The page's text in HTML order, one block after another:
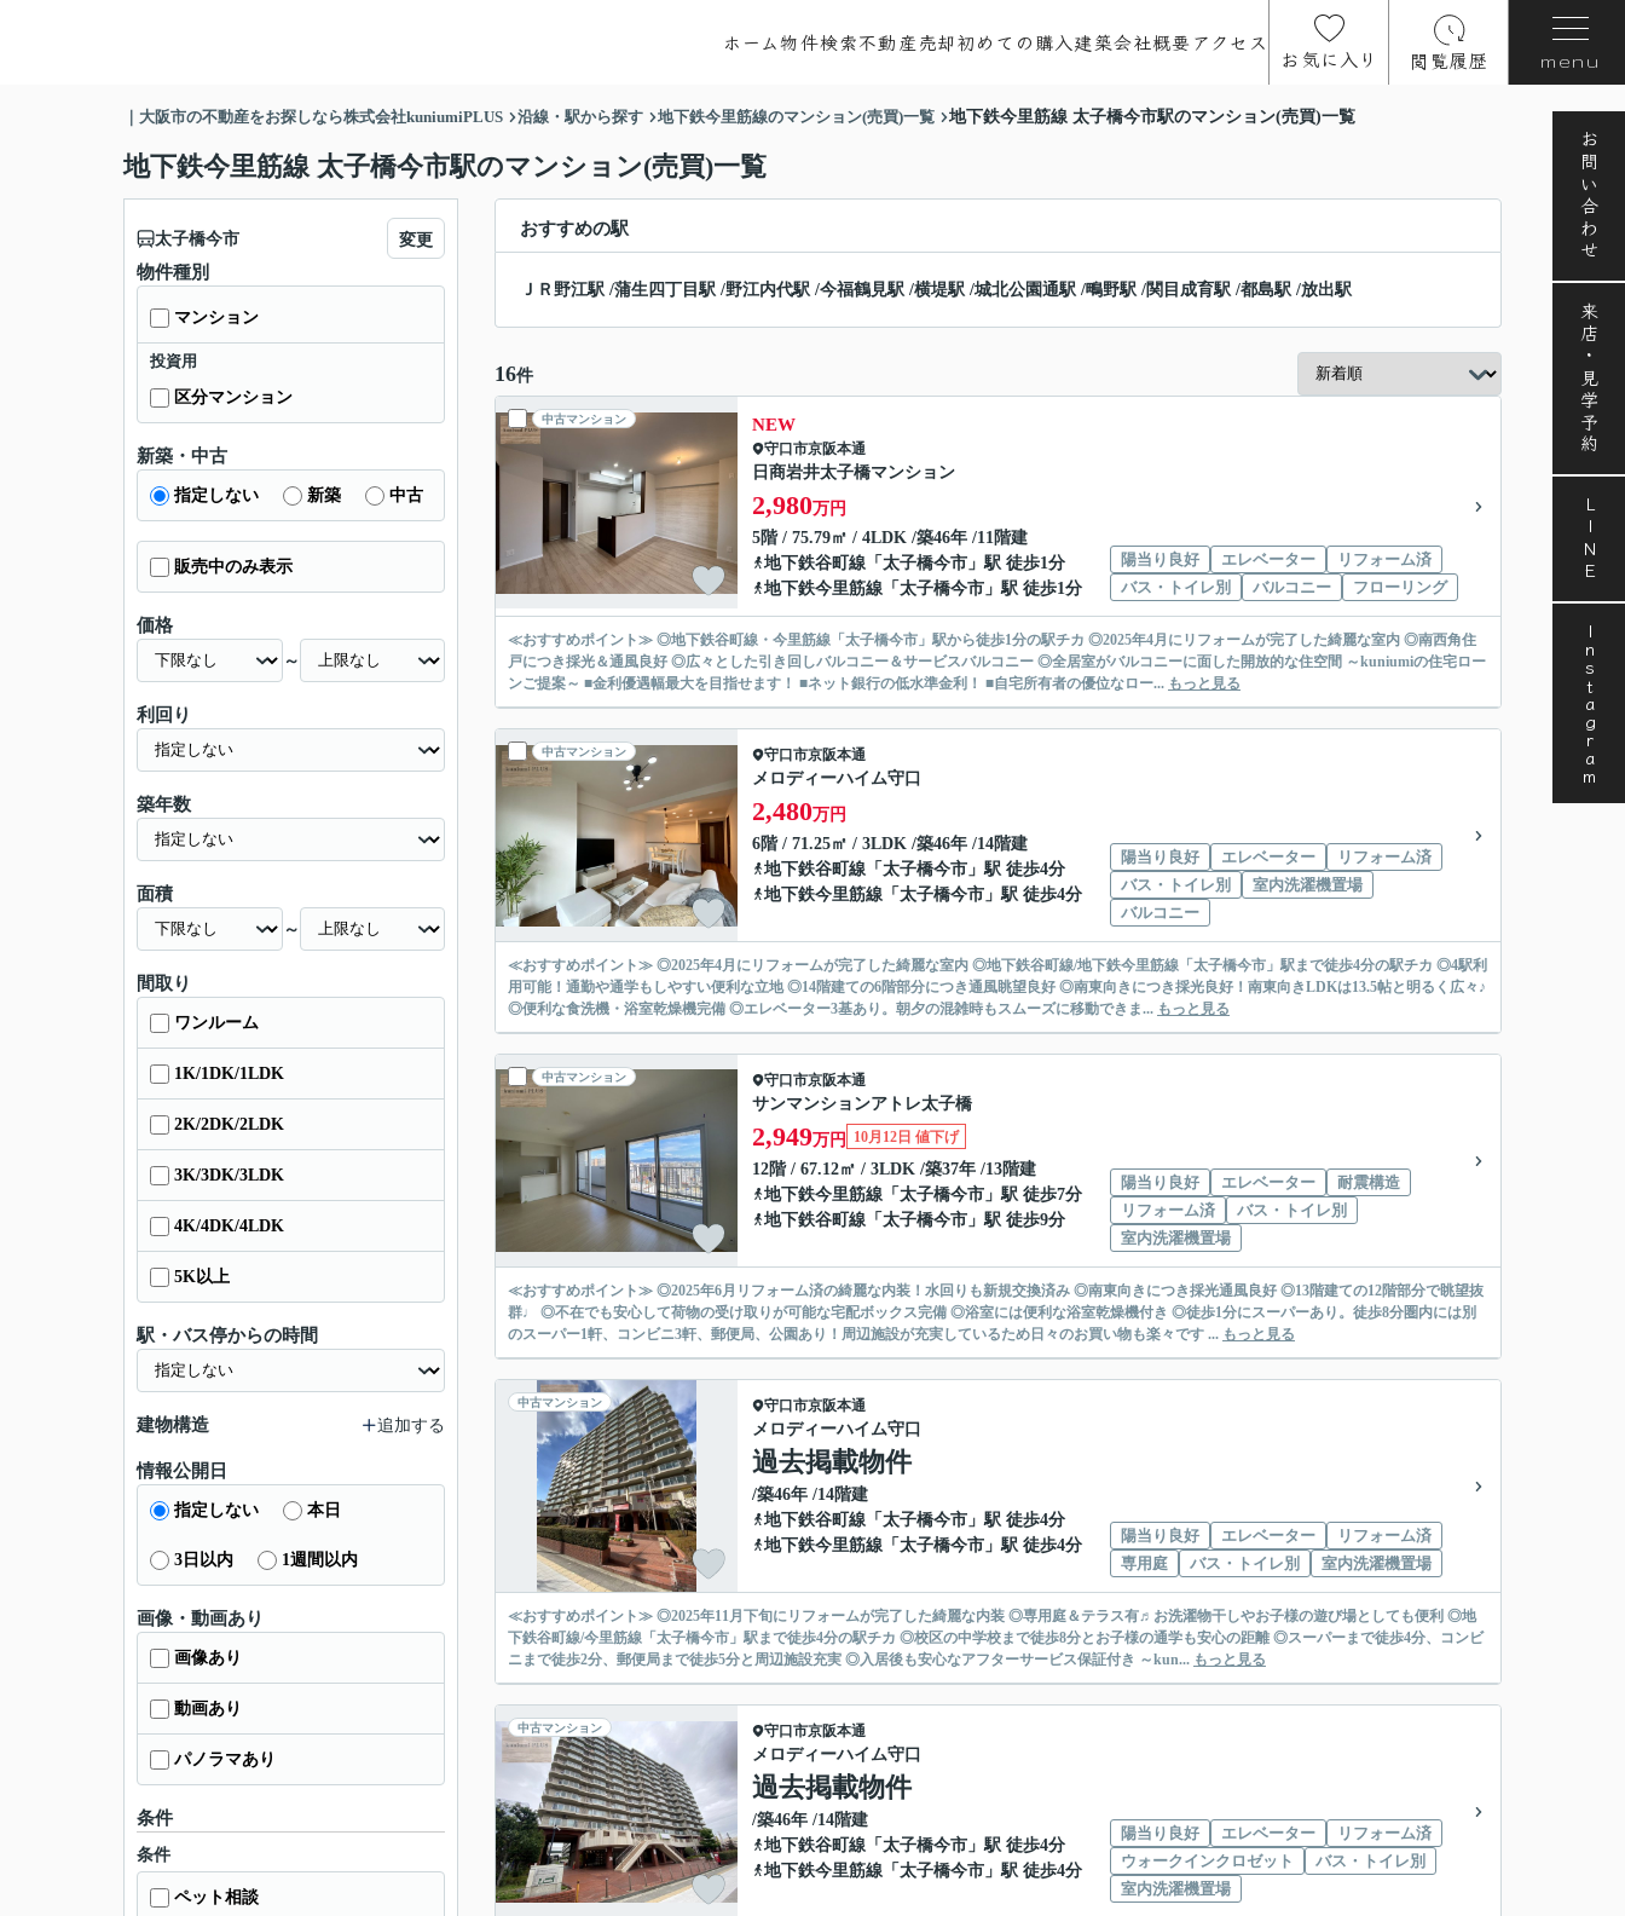
ホーム物件検索不動産売却初めての購入建築会社概要アクセス
お気に入り 閲覧履歴 menu
お問い合わせ
来店・見学予約
LINE
Instagram
｜大阪市の不動産をお探しなら株式会社kuniumiPLUS 沿線・駅から探す 地下鉄今里筋線のマンション(売買)一覧 地下鉄今里筋線 太子橋今市駅のマンション(売買)一覧
地下鉄今里筋線 太子橋今市駅のマンション(売買)一覧
おすすめの駅
ＪＲ野江駅 /蒲生四丁目駅 /野江内代駅 /今福鶴見駅 /横堤駅 /城北公園通駅 /鴫野駅 /関目成育駅 /都島駅 /放出駅
16件
中古マンション NEW
守口市京阪本通
日商岩井太子橋マンション
2,980万円
5階 / 75.79㎡ / 4LDK /築46年 /11階建
地下鉄谷町線 「 太子橋今市 」駅 徒歩1分
地下鉄今里筋線 「 太子橋今市 」駅 徒歩1分
陽当り良好 エレベーター
リフォーム済
バス・トイレ別
バルコニー フローリング
≪おすすめポイント≫ ◎地下鉄谷町線・今里筋線「太子橋今市」駅から徒歩1分の駅チカ ◎2025年4月にリフォームが完了した綺麗な室内 ◎南西角住
戸につき採光＆通風良好 ◎広々とした引き回しバルコニー＆サービスバルコニー ◎全居室がバルコニーに面した開放的な住空間 ～kuniumiの住宅ロー
ンご提案～ ■金利優遇幅最大を目指せます！ ■ネット銀行の低水準金利！ ■自宅所有者の優位なロー... もっと見る
中古マンション 守口市京阪本通
メロディーハイム守口
2,480万円
6階 / 71.25㎡ / 3LDK /築46年 /14階建
地下鉄谷町線 「 太子橋今市 」駅 徒歩4分
地下鉄今里筋線 「 太子橋今市 」駅 徒歩4分
陽当り良好 エレベーター
リフォーム済
バス・トイレ別
室内洗濯機置場
バルコニー
≪おすすめポイント≫ ◎2025年4月にリフォームが完了した綺麗な室内 ◎地下鉄谷町線/地下鉄今里筋線「太子橋今市」駅まで徒歩4分の駅チカ ◎4駅利
用可能！通勤や通学もしやすい便利な立地 ◎14階建ての6階部分につき通風眺望良好 ◎南東向きにつき採光良好！南東向きLDKは13.5帖と明るく広々♪
◎便利な食洗機・浴室乾燥機完備 ◎エレベーター3基あり。朝夕の混雑時もスムーズに移動できま... もっと見る
中古マンション 守口市京阪本通
サンマンションアトレ太子橋
2,949万円 10月12日 値下げ
12階 / 67.12㎡ / 3LDK /築37年 /13階建
地下鉄今里筋線 「 太子橋今市 」駅 徒歩7分
地下鉄谷町線 「 太子橋今市 」駅 徒歩9分
陽当り良好 エレベーター
耐震構造
リフォーム済
バス・トイレ別
室内洗濯機置場
≪おすすめポイント≫ ◎2025年6月リフォーム済の綺麗な内装！水回りも新規交換済み ◎南東向きにつき採光通風良好 ◎13階建ての12階部分で眺望抜
群♩ ◎不在でも安心して荷物の受け取りが可能な宅配ボックス完備 ◎浴室には便利な浴室乾燥機付き ◎徒歩1分にスーパーあり。徒歩8分圏内には別
のスーパー1軒、コンビニ3軒、郵便局、公園あり！周辺施設が充実しているため日々のお買い物も楽々です ... もっと見る
中古マンション 守口市京阪本通
メロディーハイム守口
過去掲載物件
/築46年 /14階建
地下鉄谷町線 「 太子橋今市 」駅 徒歩4分
地下鉄今里筋線 「 太子橋今市 」駅 徒歩4分
陽当り良好 エレベーター
リフォーム済
専用庭
バス・トイレ別 室内洗濯機置場
≪おすすめポイント≫ ◎2025年11月下旬にリフォームが完了した綺麗な内装 ◎専用庭＆テラス有♬お洗濯物干しやお子様の遊び場としても便利 ◎地
下鉄谷町線/今里筋線「太子橋今市」駅まで徒歩4分の駅チカ ◎校区の中学校まで徒歩8分とお子様の通学も安心の距離 ◎スーパーまで徒歩4分、コンビ
ニまで徒歩2分、郵便局まで徒歩5分と周辺施設充実 ◎入居後も安心なアフターサービス保証付き ～kun... もっと見る
中古マンション 守口市京阪本通
メロディーハイム守口
過去掲載物件
/築46年 /14階建
地下鉄谷町線 「 太子橋今市 」駅 徒歩4分
地下鉄今里筋線 「 太子橋今市 」駅 徒歩4分
陽当り良好 エレベーター
リフォーム済
ウォークインクロゼット
バス・トイレ別
室内洗濯機置場
太子橋今市 変更
物件種別
マンション
投資用
区分マンション
新築・中古
指定しない 新築 中古
販売中のみ表示
価格
～
利回り
築年数
面積
～
間取り
ワンルーム
1K/1DK/1LDK
2K/2DK/2LDK
3K/3DK/3LDK
4K/4DK/4LDK
5K以上
駅・バス停からの時間
建物構造 追加する
情報公開日
指定しない 本日
3日以内 1週間以内
画像・動画あり
画像あり
動画あり
パノラマあり
条件
条件
ペット相談